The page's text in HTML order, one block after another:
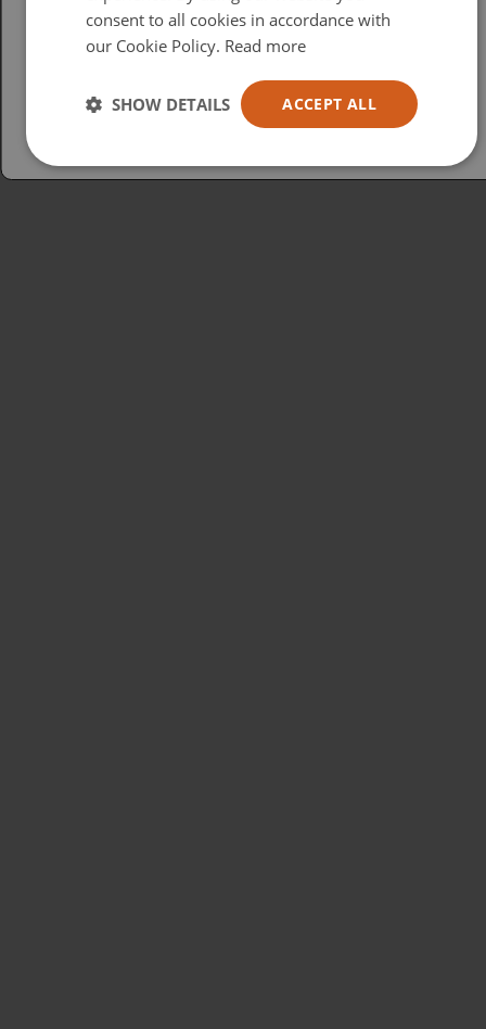
USA
Español
consent to all cookies in accordance with
our Cookie Policy. Read more
ACCEPT ALL
SHOW DETAILS